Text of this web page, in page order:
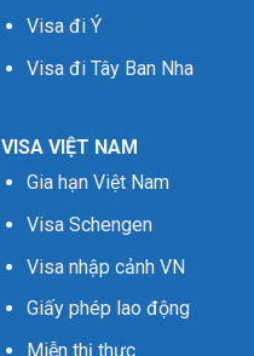
Visa đi Ý
Visa đi Tây Ban Nha
VISA VIỆT NAM
Gia hạn Việt Nam
Visa Schengen
Visa nhập cảnh VN
Giấy phép lao động
Miễn thị thực